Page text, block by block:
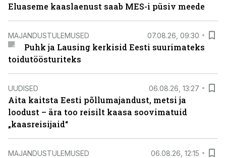
Eluaseme kaaslaenust saab MES-i püsiv meede
MAJANDUSTULEMUSED 07.08.26, 09:30
Puhk ja Lausing kerkisid Eesti suurimateks
toidutöösturiteks
UUDISED 06.08.26, 13:27
Aita kaitsta Eesti põllumajandust, metsi ja
loodust – ära too reisilt kaasa soovimatuid
„kaasreisijaid“
MAJANDUSTULEMUSED 06.08.26, 12:15